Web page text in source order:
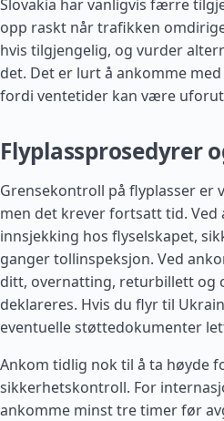
Slovakia har vanligvis færre
opp raskt når trafikken
hvis tilgjengelig, og vurder
det. Det er lurt å ankomme
fordi ventetider kan være
Flyplassprosedyrer
Grensekontroll på flyplasser er
men det krever fortsatt tid. Ved
innsjekking hos flyselskapet,
ganger tollinspeksjon. Ved
ditt, overnatting, returbillett og
deklareres. Hvis du flyr til
eventuelle støttedokumenter
Ankom tidlig nok til å ta høyde
sikkerhetskontroll. For
ankomme minst tre timer før